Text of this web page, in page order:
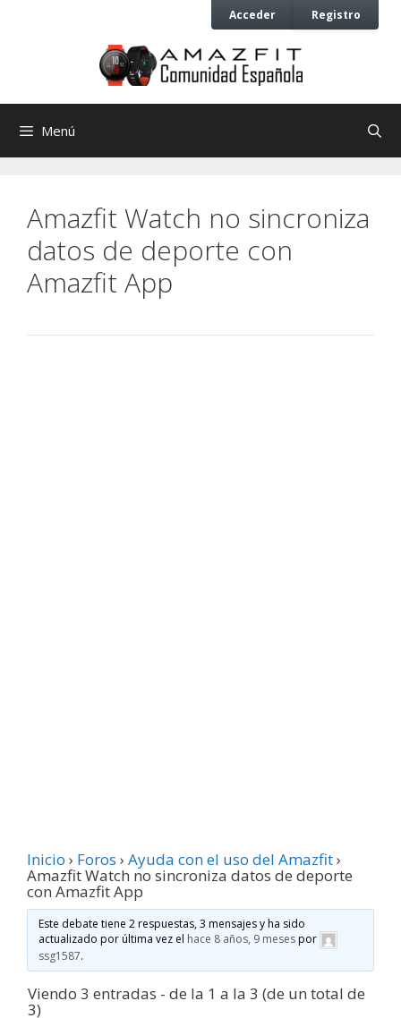
Acceder Registro
Menú
Amazfit Watch no sincroniza
datos de deporte con
Amazfit App
Inicio › Foros › Ayuda con el uso del Amazfit›
Amazfit Watch no sincroniza datos de deporte
con Amazfit App
Este debate tiene 2 respuestas, 3 mensajes y ha sido
actualizado por última vez el hace 8 años, 9 mesespor
ssg1587.
Viendo 3 entradas - de la 1 a la 3 (de un total de
3)